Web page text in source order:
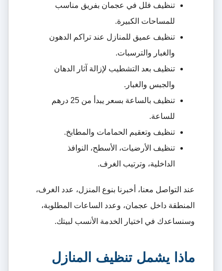
تنظيف فلل في عجمان بفريق مناسب
للمساحات الكبيرة.
تنظيف عميق للمنازل عند تراكم الدهون
والغبار والترسبات.
تنظيف بعد التشطيب لإزالة آثار الدهان
والجبس والغبار.
تنظيف بالساعة بسعر يبدأ من 25 درهم
للساعة.
تنظيف وتعقيم الحمامات والمطابخ.
تنظيف الأرضيات، الأسطح، النوافذ
الداخلية، وترتيب الغرف.
عند التواصل معنا، أخبرنا بنوع المنزل، عدد الغرف،
المنطقة داخل عجمان، وعدد الساعات المطلوبة،
وسنساعدك في اختيار الخدمة الأنسب لبيتك.
ماذا يشمل تنظيف المنازل